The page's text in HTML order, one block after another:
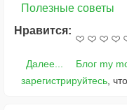
Полезные советы
Нравится:
Далее... Блог my
зарегистрируйтесь,